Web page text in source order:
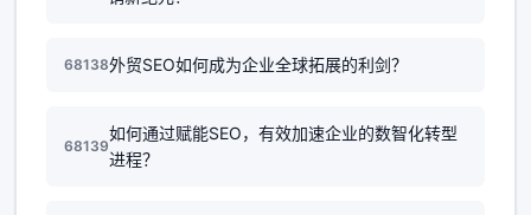
68138外贸SEO如何成为企业全球拓展的利剑？
68139
如何通过赋能SEO，有效加速企业的数智化转型
进程？